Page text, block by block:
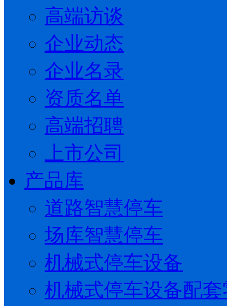
高端访谈
企业动态
企业名录
资质名单
高端招聘
上市公司
产品库
道路智慧停车
场库智慧停车
机械式停车设备
机械式停车设备配